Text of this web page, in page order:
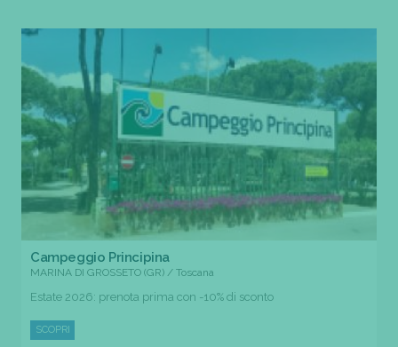
Campeggio Principina
MARINA DI GROSSETO (GR) / Toscana
Estate 2026: prenota prima con -10% di sconto
SCOPRI